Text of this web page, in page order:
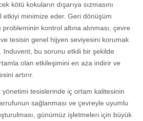
kötü kokuların dışarıya sızmasını
etkiyi minimize eder. Geri dönüşüm
kontrol altına alınması, çevre
tesisin genel hijyen seviyesini korumak
Induvent, bu sorunu etkili bir şekilde
olan etkileşimini en aza indirir ve
artırır.
yönetimi tesislerinde iç ortam kalitesinin
sağlanması ve çevreyle uyumlu
günümüz işletmeleri için büyük